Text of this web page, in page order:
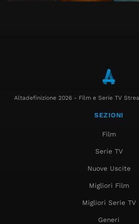
Altadefinizione 2026 - Film e Serie TV
SEZIONI
Film
Serie TV
Nuove Uscite
Migliori Film
Migliori Serie TV
Generi